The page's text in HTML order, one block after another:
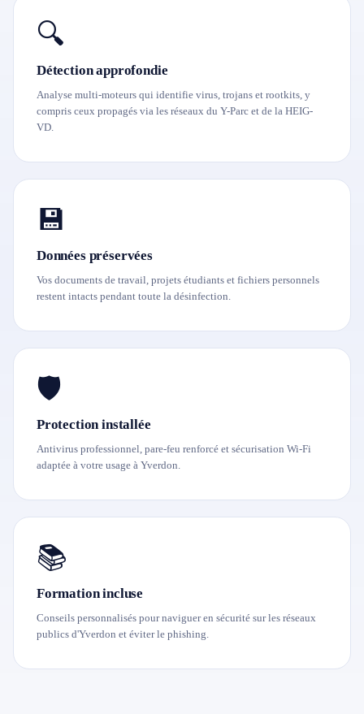
🔍
Détection approfondie
Analyse multi-moteurs qui identifie virus, trojans et rootkits, y
compris ceux propagés via les réseaux du Y-Parc et de la HEIG-
VD.
💾
Données préservées
Vos documents de travail, projets étudiants et fichiers personnels
restent intacts pendant toute la désinfection.
🛡️
Protection installée
Antivirus professionnel, pare-feu renforcé et sécurisation Wi-Fi
adaptée à votre usage à Yverdon.
📚
Formation incluse
Conseils personnalisés pour naviguer en sécurité sur les réseaux
publics d'Yverdon et éviter le phishing.